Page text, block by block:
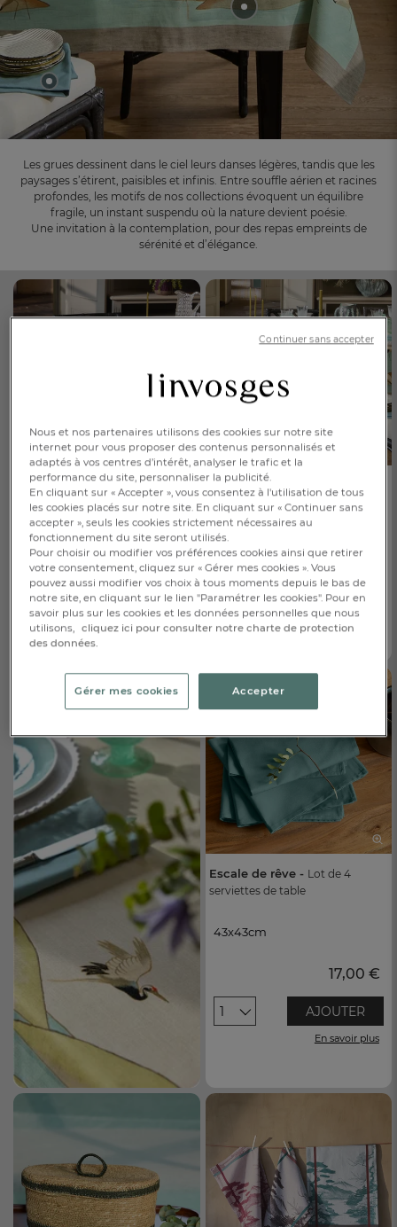
DE
AT
BE
CH
Dès
Les grues dessinent dans le ciel leurs danses légères, tandis que les
paysages s’étirent, paisibles et infinis. Entre souffle aérien et racines
profondes, les motifs de nos collections évoquent un équilibre
fragile, un instant suspendu où la nature devient poésie.
Une invitation à la contemplation, pour des repas empreints de
sérénité et d’élégance.
Escale de rêve - Chemin de
table
50x150cm
50x150cm
32,00 €
1 AJOUTER
Escale de rêve -Nappe
Ø175cm
Ø175cm
155x155cm
155x200cm
85,00 €
1 AJOUTER
Escale de rêve - Lot de 4
serviettes de table
43x43cm
17,00 €
1 AJOUTER
En savoir plus
Nous et nos partenaires utilisons des cookies sur notre site
internet pour vous proposer des contenus personnalisés et
adaptés à vos centres d’intérêt, analyser le trafic et la
performance du site, personnaliser la publicité.
En cliquant sur « Accepter », vous consentez à l'utilisation de tous
les cookies placés sur notre site. En cliquant sur « Continuer sans
accepter », seuls les cookies strictement nécessaires au
fonctionnement du site seront utilisés.
Pour choisir ou modifier vos préférences cookies ainsi que retirer
votre consentement, cliquez sur « Gérer mes cookies ». Vous
pouvez aussi modifier vos choix à tous moments depuis le bas de
notre site, en cliquant sur le lien "Paramétrer les cookies". Pour en
savoir plus sur les cookies et les données personnelles que nous
utilisons, cliquez ici pour consulter notre charte de protection
des données.
Gérer mes cookies Accepter
Continuer sans accepter